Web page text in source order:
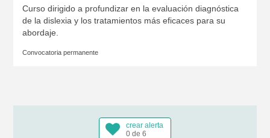
Curso dirigido a profundizar en la evaluación diagnóstica
de la dislexia y los tratamientos más eficaces para su
abordaje.
Convocatoria permanente
crear alerta
0 de 6